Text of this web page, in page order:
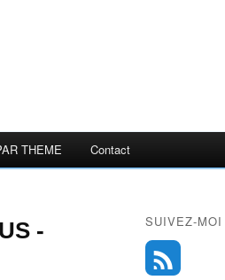
THEME Contact
-
SUIVEZ-MOI